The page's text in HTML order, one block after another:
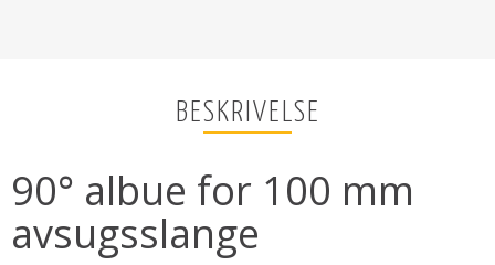
BESKRIVELSE
90° albue for 100 mm
avsugsslange